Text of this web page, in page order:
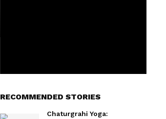
RECOMMENDED STORIES
Chaturgrahi Yoga: